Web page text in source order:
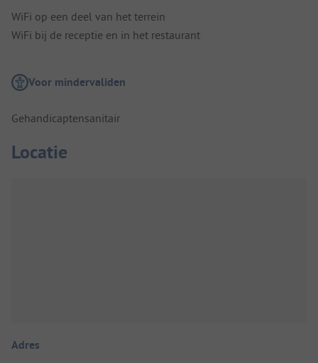
WiFi op een deel van het terrein
WiFi bij de receptie en in het restaurant
Voor mindervaliden
Gehandicaptensanitair
Locatie
Adres